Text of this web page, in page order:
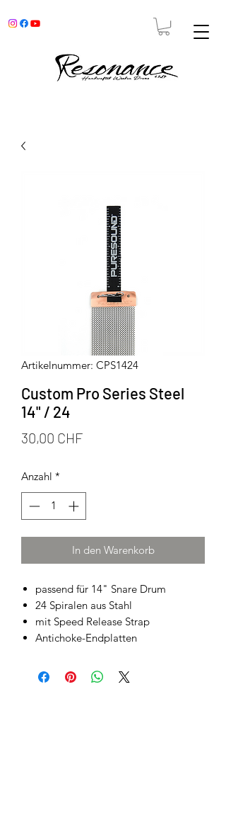
Artikelnummer: CPS1424
Custom Pro Series Steel
14" / 24
30,00 CHFPreis
Anzahl *
In den Warenkorb
passend für 14" Snare Drum
24 Spiralen aus Stahl
mit Speed Release Strap
Antichoke-Endplatten